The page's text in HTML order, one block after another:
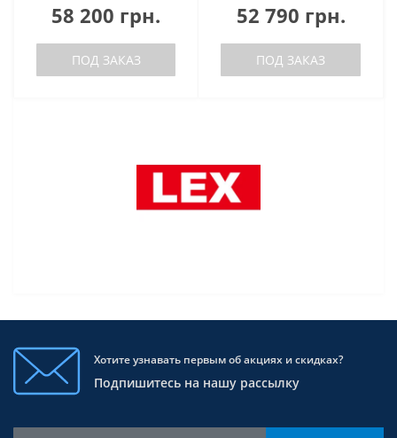
58 200 грн.
ПОД ЗАКАЗ
52 790 грн.
ПОД ЗАКАЗ
Хотите узнавать первым об акциях и скидках?
Подпишитесь на нашу рассылку